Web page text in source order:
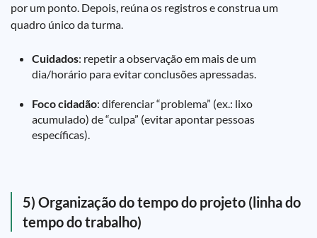
por um ponto. Depois, reúna os registros e construa um
quadro único da turma.
Cuidados: repetir a observação em mais de um
dia/horário para evitar conclusões apressadas.
Foco cidadão: diferenciar “problema” (ex.: lixo
acumulado) de “culpa” (evitar apontar pessoas
específicas).
5) Organização do tempo do projeto (linha do
tempo do trabalho)